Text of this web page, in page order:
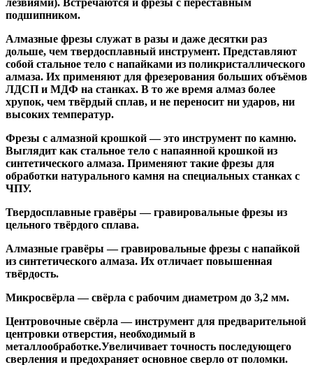
подшипником.
Алмазные фрезы служат в разы и даже десятки раз
дольше, чем твердосплавный инструмент. Представляют
собой стальное тело с напайками из поликристаллического
алмаза. Их применяют для фрезерования больших объёмов
ЛДСП и МДФ на станках. В то же время алмаз более
хрупок, чем твёрдый сплав, и не переносит ни ударов, ни
высоких температур.
Фрезы с алмазной крошкой— это инструмент по камню.
Выглядит как стальное тело с напаянной крошкой из
синтетического алмаза. Применяют такие фрезы для
обработки натурального камня на специальных станках с
ЧПУ.
Твердосплавные гравёры — гравировальные фрезы из
цельного твёрдого сплава.
Алмазные гравёры — гравировальные фрезы с напайкой
из синтетического алмаза. Их отличает повышенная
твёрдость.
Микросвёрла — свёрла с рабочим диаметром до 3,2 мм.
Центровочные свёрла — инструмент для предварительной
центровки отверстия, необходимый в
металлообработке.Увеличивает точность последующего
сверления и предохраняет основное сверло от поломки.